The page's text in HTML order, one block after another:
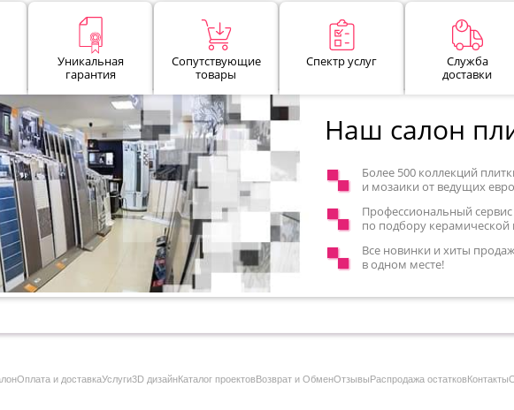
Уникальная
гарантия
Сопутствующие
товары
Спектр услуг
Служба
доставки
Наш салон
Более 500 коллекций
и мозаики от ведущих
Профессиональный сервис
по подбору керамической
Все новинки и хиты продаж
в одном месте!
Оплата и доставкаУслуги3D дизайнКаталог проектовВозврат и ОбменОтзывыРаспродажа остатковКонтакты